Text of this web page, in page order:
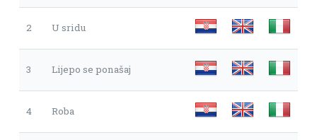
2 U sridu
3 Lijepo se ponašaj
4 Roba